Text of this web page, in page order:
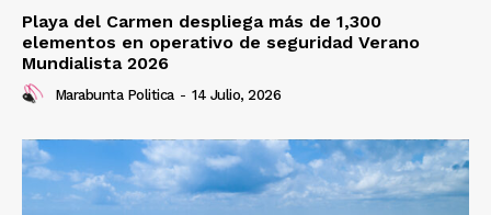
Playa del Carmen despliega más de 1,300
elementos en operativo de seguridad Verano
Mundialista 2026
Marabunta Politica - 14 Julio, 2026